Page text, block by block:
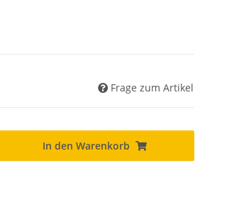
Frage zum Artikel
In den Warenkorb